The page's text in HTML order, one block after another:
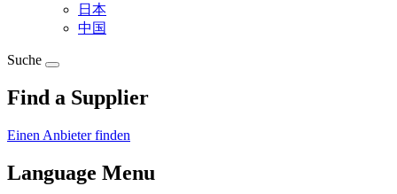
日本
中国
Suche
Find a Supplier
Einen Anbieter finden
Language Menu